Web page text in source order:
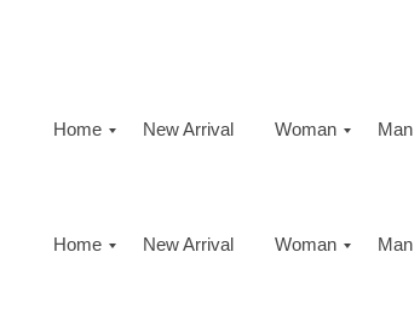
Home New Arrival Woman Man
Home New Arrival Woman Man